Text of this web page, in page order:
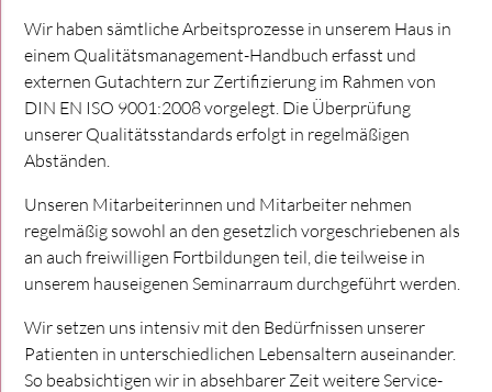
Wir haben sämtliche Arbeitsprozesse in unserem Haus in
einem Qualitätsmanagement-Handbuch erfasst und
externen Gutachtern zur Zertifizierung im Rahmen von
DIN EN ISO 9001:2008 vorgelegt. Die Überprüfung
unserer Qualitätsstandards erfolgt in regelmäßigen
Abständen.
Unseren Mitarbeiterinnen und Mitarbeiter nehmen
regelmäßig sowohl an den gesetzlich vorgeschriebenen als
an auch freiwilligen Fortbildungen teil, die teilweise in
unserem hauseigenen Seminarraum durchgeführt werden.
Wir setzen uns intensiv mit den Bedürfnissen unserer
Patienten in unterschiedlichen Lebensaltern auseinander.
So beabsichtigen wir in absehbarer Zeit weitere Service-